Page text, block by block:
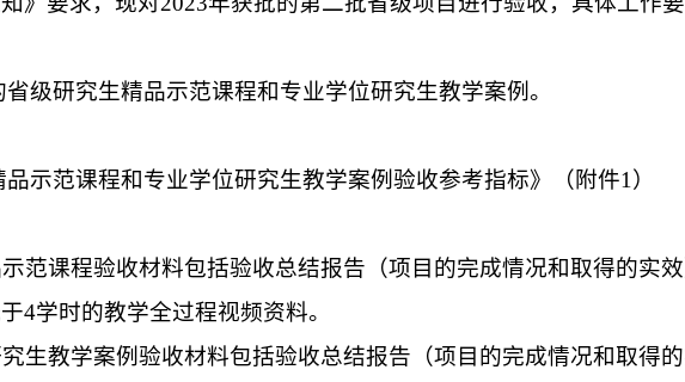
级研究生精品示范课程和专业学位研究生教学案例。
品示范课程和专业学位研究生教学案例验收参考指标》（附件1 ）
范课程验收材料包括验收总结报告（项目的完成情况和取得的实
4学时的教学全过程视频资料。
生教学案例 验收材料包括验收总结报告（项目的完成情况和取得的